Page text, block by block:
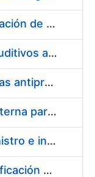
Acuerdo marco para la fabricación de piezas
Suministro de Protectores Auditivos a medida para las personas trabajadoras de los Centros de Trabajo de Madrid y Burgos
Suministro de gafas graduadas antiproyecciones para los trabajadores de la FNMT-RCM en los centros de trabajo de Madrid y Burgos
Servicios de una empresa externa para el asesoramiento y resolución de los recursos de alzada que se presentan relacionados con procesos de selección para la FNMT-RCM
Acuerdo marco para el suministro e instalación de persianas, estores y otros complementos
Servicio de Calibración y Verificación Externa de los Equipos de Medición del Servicio de Prevención de la FNMT-RCM